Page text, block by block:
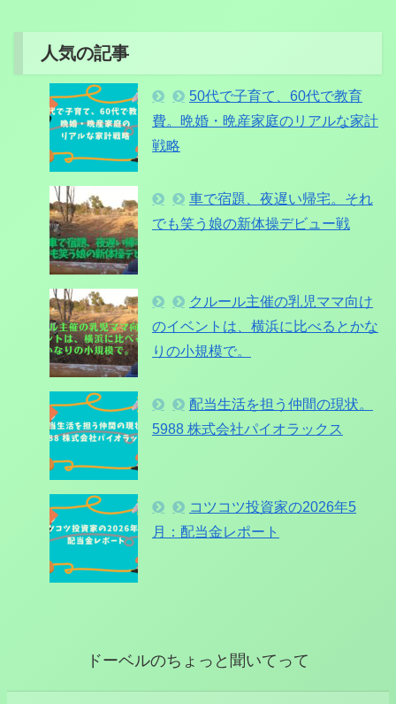
人気の記事
50代で子育て、60代で教育
費。晩婚・晩産家庭のリアルな家計
戦略
車で宿題、夜遅い帰宅。それ
でも笑う娘の新体操デビュー戦
クルール主催の乳児ママ向け
のイベントは、横浜に比べるとかな
りの小規模で。
配当生活を担う仲間の現状。
5988 株式会社パイオラックス
コツコツ投資家の2026年5
月：配当金レポート
ドーベルのちょっと聞いてって